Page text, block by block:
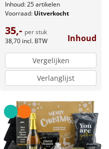
Inhoud: 25 artikelen
Voorraad: Uitverkocht
35,- per stuk
38,70 incl. BTW Inhoud
Vergelijken
Verlanglijst